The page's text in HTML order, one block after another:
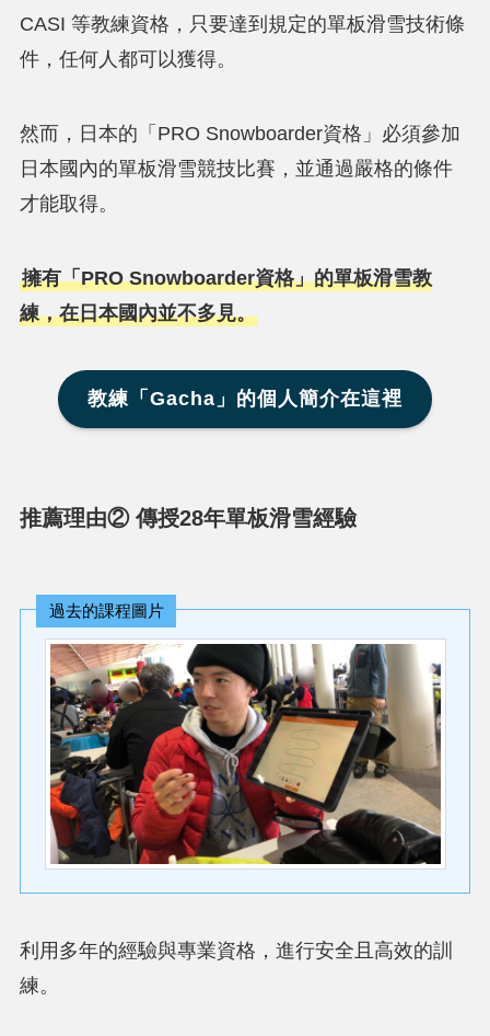
CASI 等教練資格，只要達到規定的單板滑雪技術條
件，任何人都可以獲得。
然而，日本的「PRO Snowboarder資格」必須參加
日本國內的單板滑雪競技比賽，並通過嚴格的條件
才能取得。
擁有「PRO Snowboarder資格」的單板滑雪教
練，在日本國內並不多見。
教練「Gacha」的個人簡介在這裡
推薦理由② 傳授28年單板滑雪經驗
過去的課程圖片
利用多年的經驗與專業資格，進行安全且高效的訓
練。